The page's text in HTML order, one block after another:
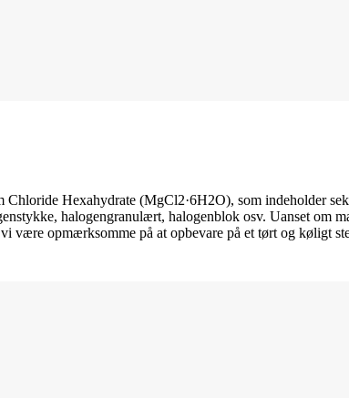
Hexahydrate (MgCl2·6H2O), som indeholder
halogengranulært, halogenblok osv. Uanset om
være opmærksomme på at opbevare på et tørt og køligt